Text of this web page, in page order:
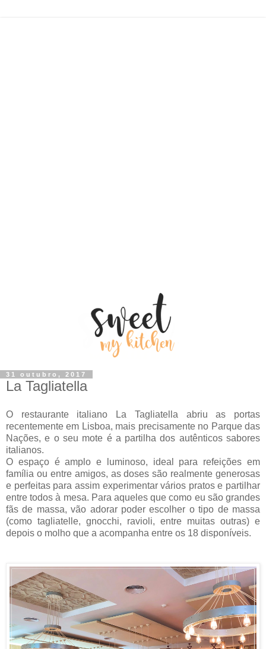
31 outubro, 2017
La Tagliatella
O restaurante italiano La Tagliatella abriu as portas
recentemente em Lisboa, mais precisamente no Parque das
Nações, e o seu mote é a partilha dos autênticos sabores
italianos.
O espaço é amplo e luminoso, ideal para refeições em
família ou entre amigos, as doses são realmente generosas
e perfeitas para assim experimentar vários pratos e partilhar
entre todos à mesa. Para aqueles que como eu são grandes
fãs de massa, vão adorar poder escolher o tipo de massa
(como tagliatelle, gnocchi, ravioli, entre muitas outras) e
depois o molho que a acompanha entre os 18 disponíveis.